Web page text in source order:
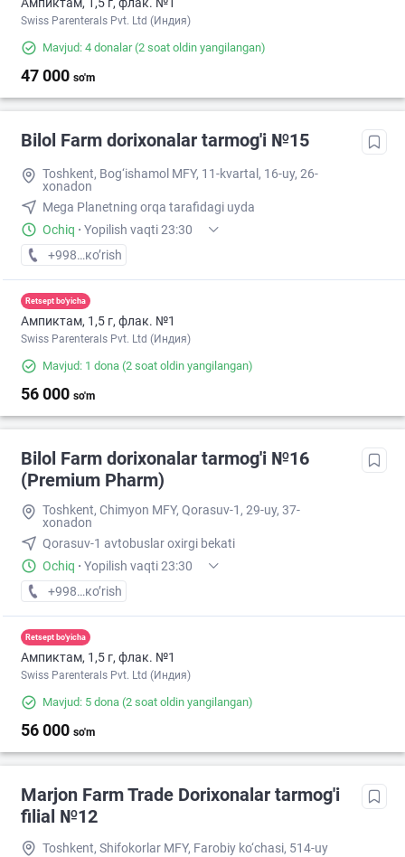
Ампиктам, 1,5 г, флак. №1
Swiss Parenterals Pvt. Ltd (Индия)
Mavjud: 4 donalar(2 soat oldin yangilangan)
47 000 so'm
Bilol Farm dorixonalar tarmog'i №15
Toshkent, Bog‘ishamol MFY, 11-kvartal, 16-uy, 26-
xonadon
Mega Planetning orqa tarafidagi uyda
Ochiq · Yopilish vaqti 23:30
+998 (90) XXX-XX-XX
кo’rish
Retsept bo'yicha
Ампиктам, 1,5 г, флак. №1
Swiss Parenterals Pvt. Ltd (Индия)
Mavjud: 1 dona (2 soat oldin yangilangan)
56 000 so'm
Bilol Farm dorixonalar tarmog'i №16
(Premium Pharm)
Toshkent, Chimyon MFY, Qorasuv-1, 29-uy, 37-
xonadon
Qorasuv-1 avtobuslar oxirgi bekati
Ochiq · Yopilish vaqti 23:30
+998 (77) XXX-XX-XX
кo’rish
Retsept bo'yicha
Ампиктам, 1,5 г, флак. №1
Swiss Parenterals Pvt. Ltd (Индия)
Mavjud: 5 dona (2 soat oldin yangilangan)
56 000 so'm
Marjon Farm Trade Dorixonalar tarmog'i
filial №12
Toshkent, Shifokorlar MFY, Farobiy ko‘chasi, 514-uy